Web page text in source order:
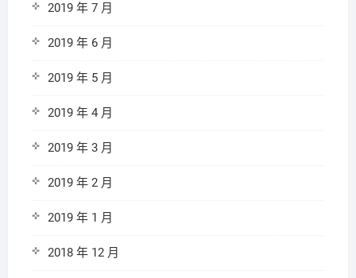
2019 年 7 月
2019 年 6 月
2019 年 5 月
2019 年 4 月
2019 年 3 月
2019 年 2 月
2019 年 1 月
2018 年 12 月